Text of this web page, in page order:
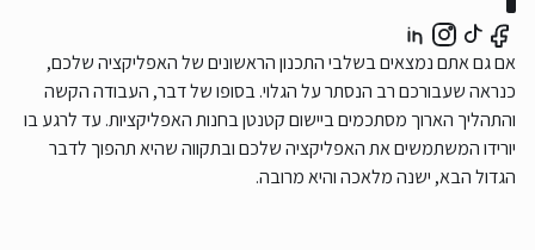
אם גם אתם נמצאים בשלבי התכנון הראשונים של האפליקציה שלכם,
כנראה שעבורכם רב הנסתר על הגלוי. בסופו של דבר, העבודה הקשה
והתהליך הארוך מסתכמים ביישום קטנטן בחנות האפליקציות. עד לרגע בו
יורידו המשתמשים את האפליקציה שלכם ובתקווה שהיא תהפוך לדבר
הגדול הבא, ישנה מלאכה והיא מרובה.